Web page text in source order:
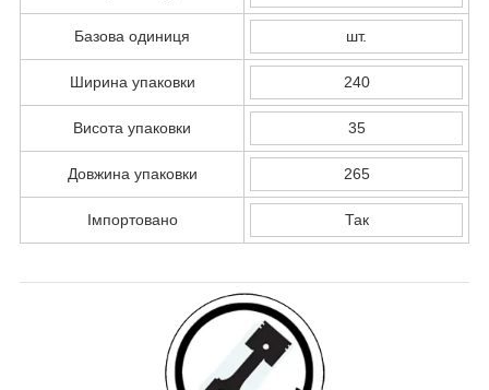
Базова одиниця шт.
Ширина упаковки 240
Висота упаковки 35
Довжина упаковки 265
Імпортовано Так